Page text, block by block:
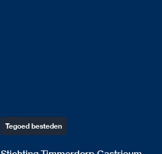
Tegoed besteden